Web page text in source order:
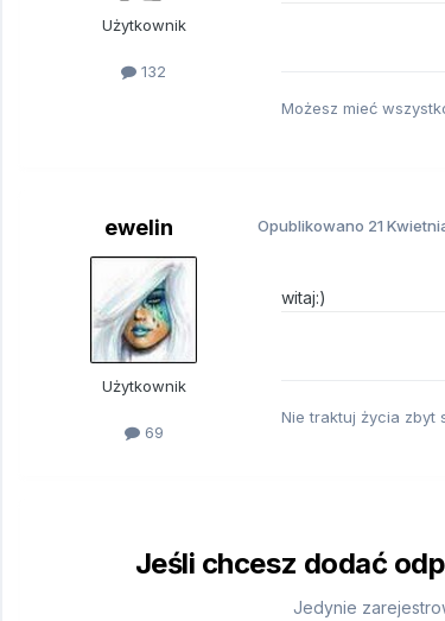
Użytkownik
132
Możesz mieć
ewelin
Użytkownik
69
Opublikowano 21
witaj:)
Nie traktuj życia zbyt
Jeśli chcesz dodać
Jedynie